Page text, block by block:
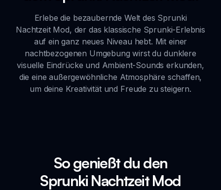
Erlebe die bezaubernde Welt des Sprunki
Nachtzeit Mod, der das klassische Sprunki-Erlebnis
auf ein ganz neues Niveau hebt. Mit einer
nachtbezogenen Umgebung wirst du dunklere
visuelle Eindrücke und Ambient-Sounds erkunden,
die eine außergewöhnliche Atmosphäre schaffen,
um deine Kreativität und Freude zu steigern.
So genießt du den
Sprunki Nachtzeit Mod